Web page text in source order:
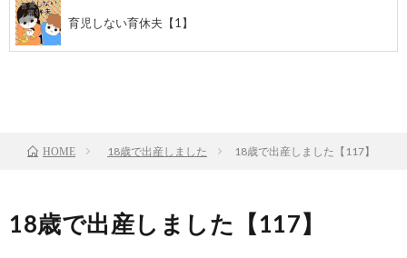
育児しない育休夫【1】
HOME 18歳で出産しました 18歳で出産しました【117】
18歳で出産しました【117】